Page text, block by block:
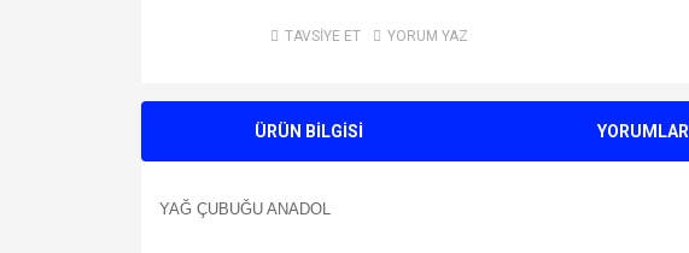
TAVSİYE ET YORUM YAZ
ÜRÜN BİLGİSİ YORUMLAR
YAĞ ÇUBUĞU ANADOL